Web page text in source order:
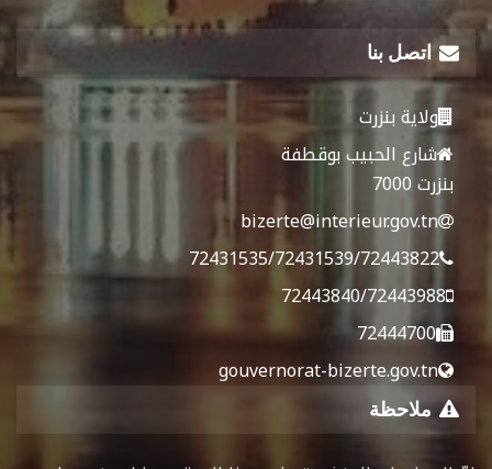
اتصل بنا
ولاية بنزرت
شارع الحبيب بوقطفة
بنزرت 7000
bizerte@interieur.gov.tn
72431535/72431539/72443822
72443840/72443988
72444700
gouvernorat-bizerte.gov.tn
ملاحظة